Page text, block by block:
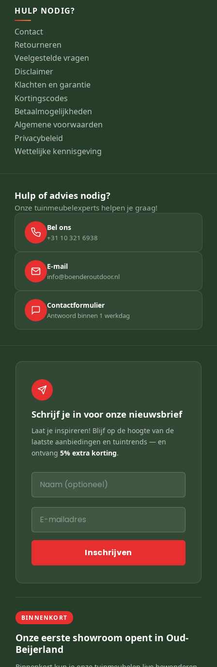
HULP NODIG?
Contact
Retourneren
Veelgestelde vragen
Disclaimer
Klachten en garantie
Kortingscodes
Betaalmogelijkheden
Algemene voorwaarden
Privacybeleid
Wettelijke kennisgeving
Hulp of advies nodig?
Onze tuinmeubelexperts helpen je graag!
Bel ons
+31 10 321 6938
E-mail
info@boenderoutdoor.nl
Contactformulier
Antwoord binnen 1 werkdag
Schrijf je in voor onze nieuwsbrief
Laat je inspireren! Blijf op de hoogte van de
laatste aanbiedingen en tuintrends — en
ontvang 5% extra korting.
Inschrijven
BINNENKORT
Onze eerste showroom opent in Oud-
Beijerland